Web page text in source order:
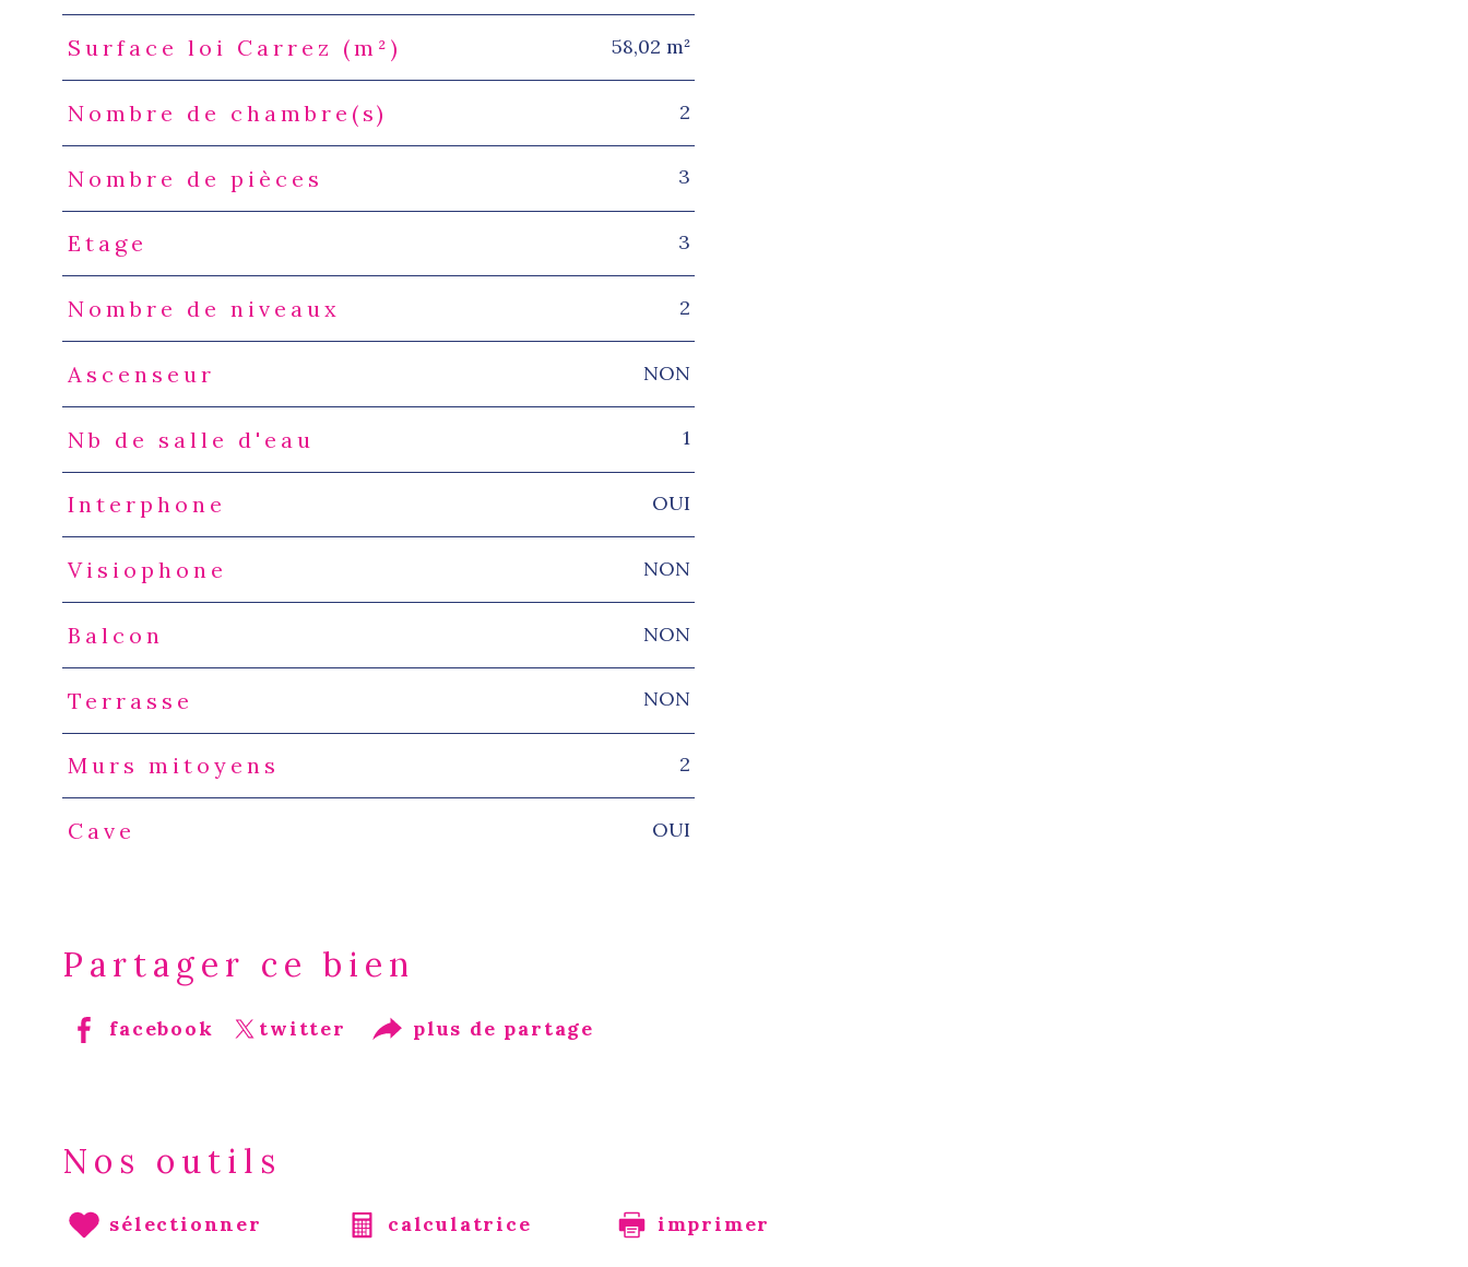
Surface loi Carrez (m²) 58,02 m²
Nombre de chambre(s) 2
Nombre de pièces 3
Etage 3
Nombre de niveaux 2
Ascenseur NON
Nb de salle d'eau 1
Interphone OUI
Visiophone NON
Balcon NON
Terrasse NON
Murs mitoyens 2
Cave OUI
Partager ce bien
facebook twitter plus de partage
Nos outils
sélectionner calculatrice imprimer